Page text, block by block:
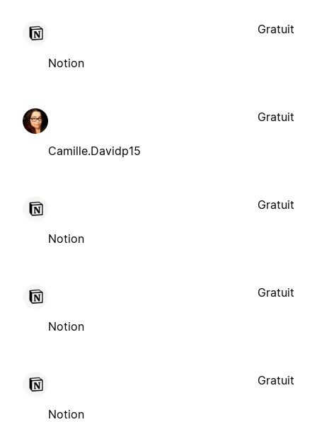
Notion
Gratuit
Camille.Davidp15
Gratuit
Notion
Gratuit
Notion
Gratuit
Notion
Gratuit